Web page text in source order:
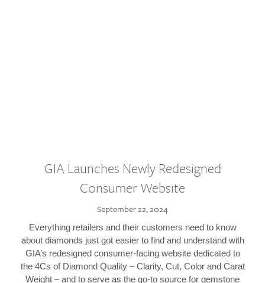
GIA Launches Newly Redesigned
Consumer Website
September 22, 2024
Everything retailers and their customers need to know
about diamonds just got easier to find and understand with
GIA’s redesigned consumer-facing website dedicated to
the 4Cs of Diamond Quality – Clarity, Cut, Color and Carat
Weight – and to serve as the go-to source for gemstone